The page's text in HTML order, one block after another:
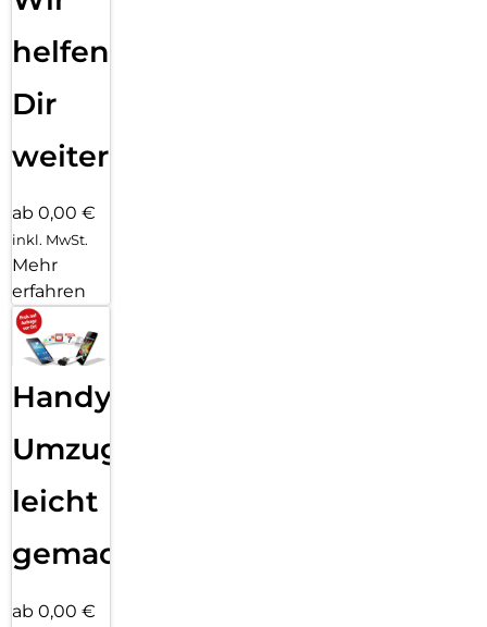
helfen
Dir
weiter
ab 0,00 €
inkl. MwSt.
Mehr
erfahren
Handy
Umzug
leicht
gemacht!
ab 0,00 €